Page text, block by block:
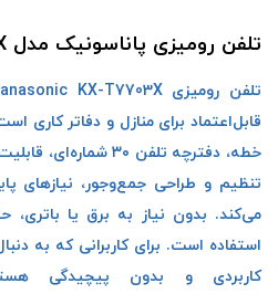
تلفن رومیزی پاناسونیک مدل KX-T7703X
قابل‌اعتماد برای منازل و دفاتر
خطه، دفترچه تلفن ۳۰
تنظیم و طراحی جمع‌وجور، نیازهای
می‌کند. بدون نیاز به برق یا
استفاده است. برای کاربرانی که به